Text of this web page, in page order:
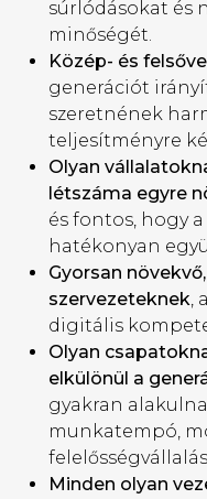
súrlódásokat és
minőségét.
Közép- és
generációt
szeretnének
teljesítményre
Olyan
létszáma egyre
és fontos, hogy
hatékonyan
Gyorsan
szervezeteknek,
digitális
Olyan
elkülönül a
gyakran
munkatempó,
Minden olyan